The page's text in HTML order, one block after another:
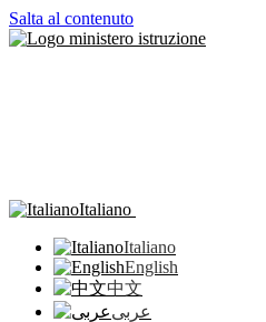
Salta al contenuto
Italiano
Italiano
English
中文
عربى